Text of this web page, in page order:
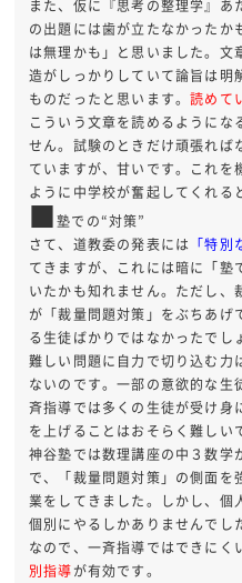
また、仮に『思考の整理学』
の出題には歯が立たなかった
は無理かも」と思いました。
造がしっかりしていて論旨は明
ものだったと思います。読めて
こういう文章を読めるようにな
せん。試験のときだけ頑張れば
ていますが、甘いです。これを
ように中学校が奮起してくれる
■塾での“対策”
さて、道教委の発表には 「特別
てきますが、これには暗に「塾
いたかも知れません。ただし
が「裁量問題対策」をぶちあげ
る生徒ばかりではなかったでし
難しい問題に自力で切り込む力
ないのです。一部の意欲的な
斉指導では多くの生徒が受け身
を上げることはおそらく難しい
神谷塾では数理講座の中３数学
で、「裁量問題対策」の側面
業をしてきました。しかし、個
個別にやるしかありませんでし
なので、一斉指導ではできにく
別指導が有効です。